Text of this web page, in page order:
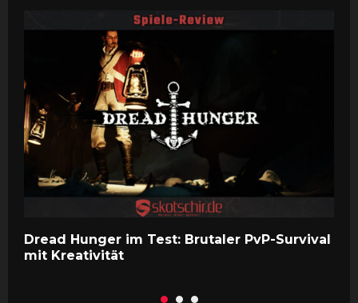
Dread Hunger im Test: Brutaler PvP-Survival
mit Kreativität